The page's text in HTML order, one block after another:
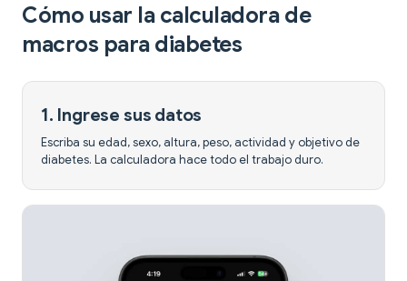
Cómo usar la calculadora de
macros para diabetes
1. Ingrese sus datos
Escriba su edad, sexo, altura, peso, actividad y objetivo de
diabetes. La calculadora hace todo el trabajo duro.